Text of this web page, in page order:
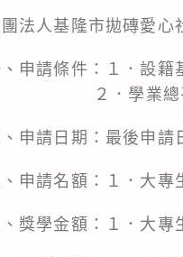
法人基隆市拋磚愛心
申請條件：１．設籍
．學業總平均75
申請日期：最後申請
、申請名額：１．大
、獎學金額：１．大